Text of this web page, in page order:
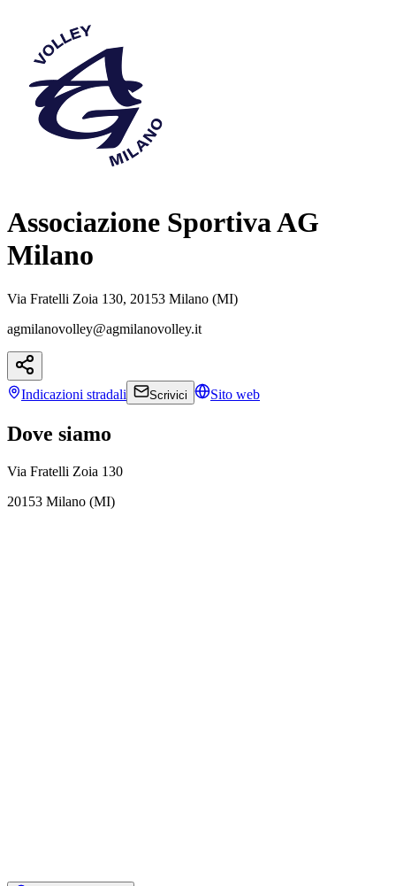
Associazione Sportiva AG
Milano
Via Fratelli Zoia 130, 20153 Milano (MI)
agmilanovolley@agmilanovolley.it
Indicazioni stradali Scrivici Sito web
Dove siamo
Via Fratelli Zoia 130
20153 Milano (MI)